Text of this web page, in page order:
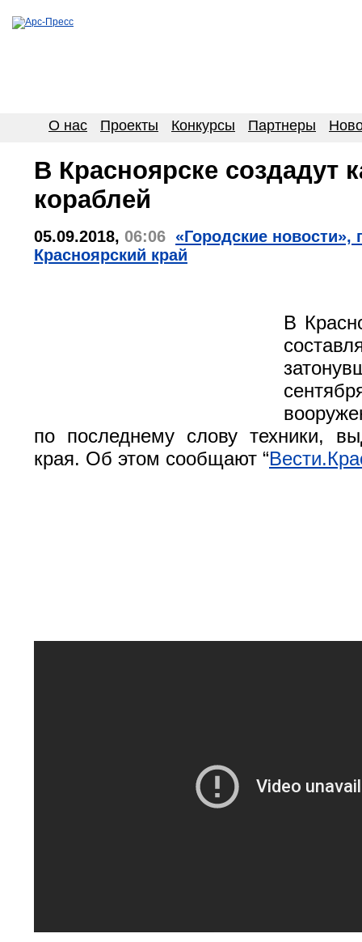
О нас Проекты Конкурсы Партнеры
В Красноярске создадут
кораблей
05.09.2018, 06:06 «Городские новости»,
Красноярский край
В
по последнему слову техники,
края. Об этом сообщают “